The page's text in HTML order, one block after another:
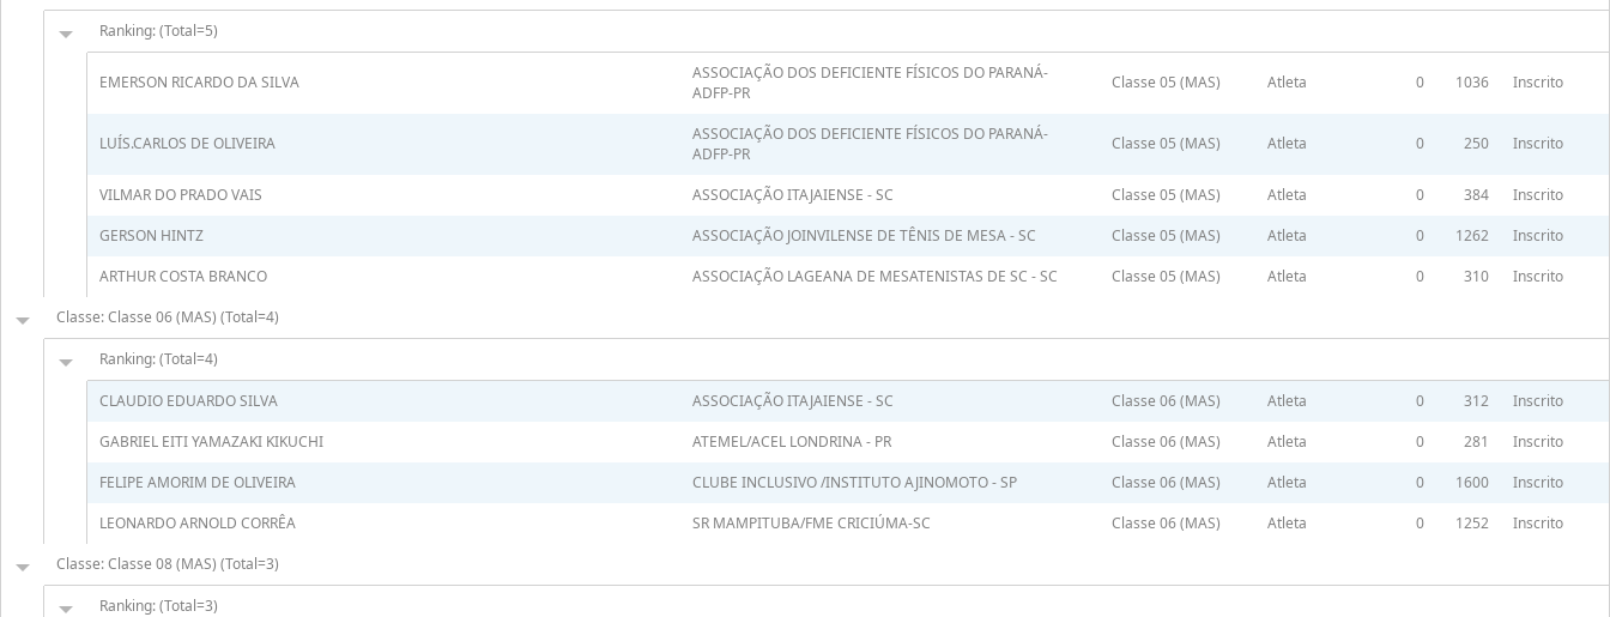
Ranking: (Total=5)
EMERSON RICARDO DA SILVA
ASSOCIAÇÃO DOS DEFICIENTE FÍSICOS DO PARANÁ-
ADFP-PR
Classe 05 (MAS) Atleta 0 1036 Inscrito
LUÍS.CARLOS DE OLIVEIRA
ASSOCIAÇÃO DOS DEFICIENTE FÍSICOS DO PARANÁ-
ADFP-PR
Classe 05 (MAS) Atleta 0 250 Inscrito
VILMAR DO PRADO VAIS ASSOCIAÇÃO ITAJAIENSE - SC Classe 05 (MAS) Atleta 0 384
Inscrito
GERSON HINTZ
ASSOCIAÇÃO JOINVILENSE DE TÊNIS DE MESA - SC Classe 05 (MAS) Atleta 0 1262
Inscrito
ARTHUR COSTA BRANCO
ASSOCIAÇÃO LAGEANA DE MESATENISTAS DE SC - SC Classe 05 (MAS) Atleta 0 310
Inscrito
Classe: Classe 06 (MAS) (Total=4)
Ranking: (Total=4)
CLAUDIO EDUARDO SILVA ASSOCIAÇÃO ITAJAIENSE - SC Classe 06 (MAS) Atleta 0 312
Inscrito
GABRIEL EITI YAMAZAKI KIKUCHI
ATEMEL/ACEL LONDRINA - PR Classe 06 (MAS) Atleta 0 281
Inscrito
FELIPE AMORIM DE OLIVEIRA
CLUBE INCLUSIVO /INSTITUTO AJINOMOTO - SP Classe 06 (MAS) Atleta 0 1600
Inscrito
LEONARDO ARNOLD CORRÊA
SR MAMPITUBA/FME CRICIÚMA-SC Classe 06 (MAS) Atleta 0 1252
Inscrito
Classe: Classe 08 (MAS) (Total=3)
Ranking: (Total=3)